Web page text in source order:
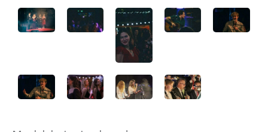
Uudised
Lapsevanemale
Vilistlastele
Toitlustamine
Õpilasesindus
Kontaktid